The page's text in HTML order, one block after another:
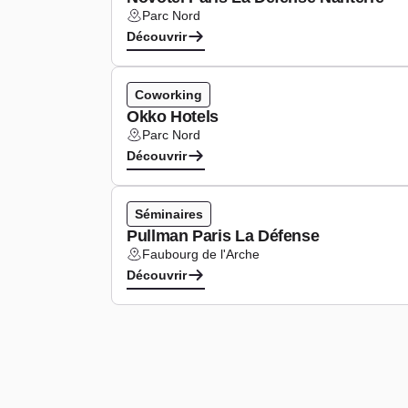
Lieu :Parc Nord
Découvrir
Coworking
Okko Hotels
Lieu :Parc Nord
Découvrir
Séminaires
Pullman Paris La Défense
Lieu :Faubourg de l'Arche
Découvrir